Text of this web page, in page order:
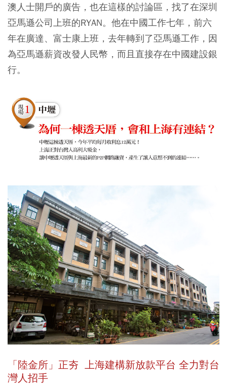
澳人士開戶的廣告，也在這樣的討論區，找了在深圳
亞馬遜公司上班的RYAN。他在中國工作七年，前六
年在廣達、富士康上班，去年轉到了亞馬遜工作，因
為亞馬遜薪資改發人民幣，而且直接存在中國建設銀
行。
「陸金所」正夯 上海建構新放款平台 全力對台
灣人招手